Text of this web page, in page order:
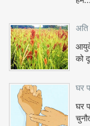
को
घर
घर